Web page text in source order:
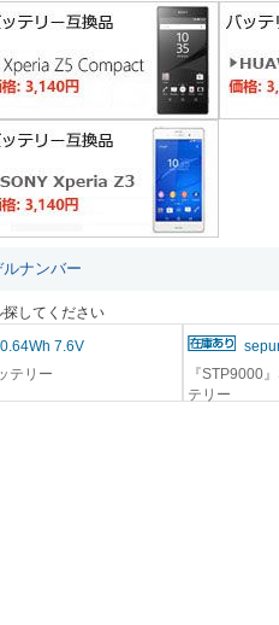
ナンバー
してください
7.6V
テリー
『STP9000
テリー